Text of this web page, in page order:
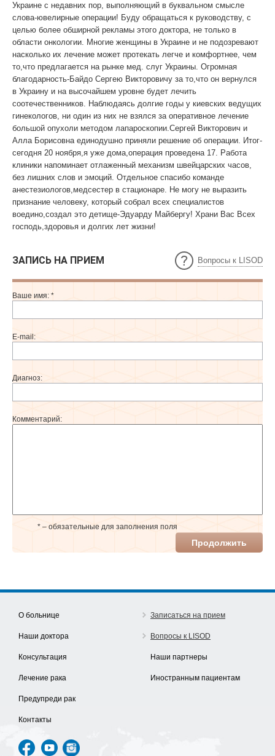
Украине с недавних пор, выполняющий в буквальном смысле
слова-ювелирные операции! Буду обращаться к руководству, с
целью более обширной рекламы этого доктора, не только в
области онкологии. Многие женщины в Украине и не подозревают
насколько их лечение может протекать легче и комфортнее, чем
то,что предлагается на рынке мед. слуг Украины. Огромная
благодарность-Байдо Сергею Викторовичу за то,что он вернулся
в Украину и на высочайшем уровне будет лечить
соотечественников. Наблюдаясь долгие годы у киевских ведущих
гинекологов, ни один из них не взялся за оперативное лечение
большой опухоли методом лапароскопии.Сергей Викторович и
Алла Борисовна единодушно приняли решение об операции. Итог-
сегодня 20 ноября,я уже дома,операция проведена 17. Работа
клиники напоминает отлаженный механизм швейцарских часов,
без лишних слов и эмоций. Отдельное спасибо команде
анестезиологов,медсестер в стационаре. Не могу не выразить
признание человеку, который собрал всех специалистов
воедино,создал это детище-Эдуарду Майбергу! Храни Вас Всех
господь,здоровья и долгих лет жизни!
ЗАПИСЬ НА ПРИЕМ Вопросы к LISOD
Ваше имя: *
E-mail:
Диагноз:
Комментарий:
* – обязательные для заполнения поля
Продолжить
О больнице
Наши доктора
Консультация
Лечение рака
Предупреди рак
Контакты
Записаться на прием
Вопросы к LISOD
Наши партнеры
Иностранным пациентам